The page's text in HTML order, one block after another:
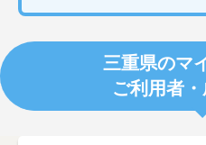
三重県のマ
ご利用者